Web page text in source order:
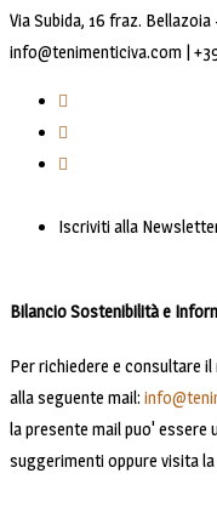
Via Subida, 16 fraz.
info@tenimenticiva.com |
Iscriviti alla
Bilancio Sostenibilità e
Per richiedere e consultare
alla seguente mail:
la presente mail puo' essere
suggerimenti oppure visita